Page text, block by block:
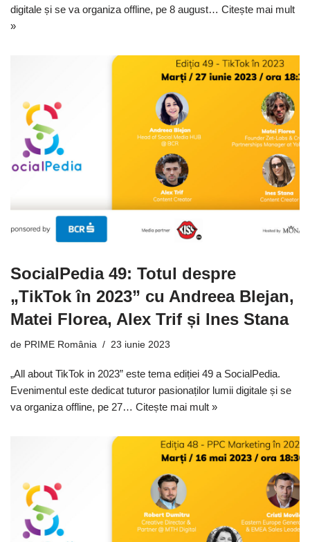
digitale și se va organiza offline, pe 8 august… Citește mai mult
»
SocialPedia 49: Totul despre
„TikTok în 2023” cu Andreea Blejan,
Matei Florea, Alex Trif și Ines Stana
de PRIME România 23 iunie 2023
„All about TikTok in 2023” este tema ediției 49 a SocialPedia.
Evenimentul este dedicat tuturor pasionaților lumii digitale și se
va organiza offline, pe 27… Citește mai mult »